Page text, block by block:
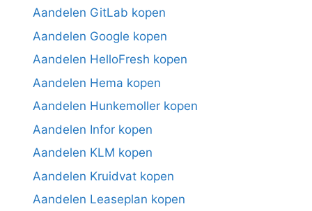
Aandelen GitLab kopen
Aandelen Google kopen
Aandelen HelloFresh kopen
Aandelen Hema kopen
Aandelen Hunkemoller kopen
Aandelen Infor kopen
Aandelen KLM kopen
Aandelen Kruidvat kopen
Aandelen Leaseplan kopen